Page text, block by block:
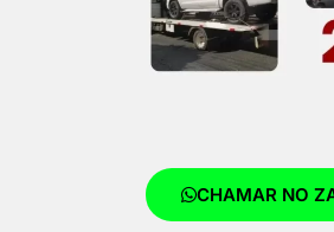
CHAMAR NO